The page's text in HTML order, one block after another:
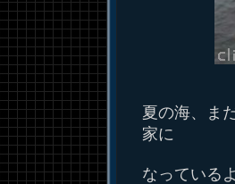
夏の海、ま
家に
なっている